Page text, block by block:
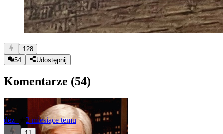
128
54
Udostępnij
Komentarze (54)
dez_ 2 miesiące temu